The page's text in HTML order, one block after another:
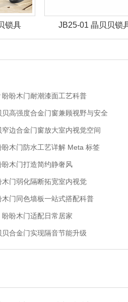
锁具 JB25-01 晶贝贝锁
盼木门耐潮漆面工艺科普
高强度合金门窗兼顾视野与安全
边合金门窗放大室内视觉空间
木门防水工艺详解 Meta 标签
木门打造简约静奢风
门弱化隔断拓宽室内视觉
门同色墙板一站式搭配科普
盼木门适配日常居家
合金门实现隔音节能升级